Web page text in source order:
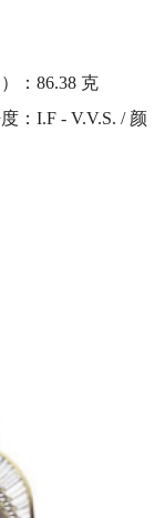
：86.38 克
：I.F - V.V.S. / 颜